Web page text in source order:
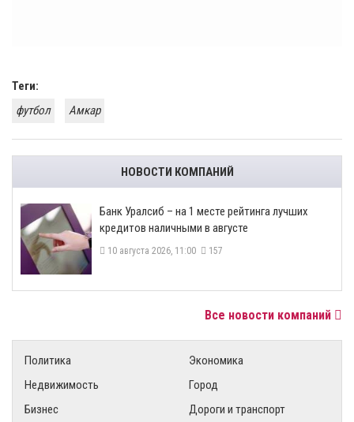
Теги:
футбол
Амкар
НОВОСТИ КОМПАНИЙ
Банк Уралсиб – на 1 месте рейтинга лучших
кредитов наличными в августе
10 августа 2026, 11:00 157
Все новости компаний
Политика
Экономика
Недвижимость
Город
Бизнес
Дороги и транспорт